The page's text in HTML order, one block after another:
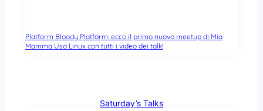
Platform Bloody Platform: ecco il primo nuovo meetup di Mia
Mamma Usa Linux con tutti i video dei talk!
Saturday’s Talks